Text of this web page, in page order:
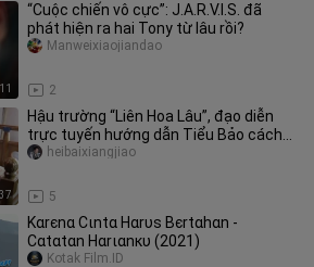
“Cuộc chiến vô cực”: J.A.R.V.I.S. đã
phát hiện ra hai Tony từ lâu rồi?
2
Manweixiaojiandao
Hậu trường “Liên Hoa Lâu”, đạo diễn
trực tuyến hướng dẫn Tiểu Bảo cách
nào để cởi áo của Lý Liên Hoa
5
heibaixiangjiao
Καrєnα Сιntα Нαrυѕ Вєrtαhαn -
Сαtαtαn Нαrιαnкυ (2021)
Kotak Film.ID